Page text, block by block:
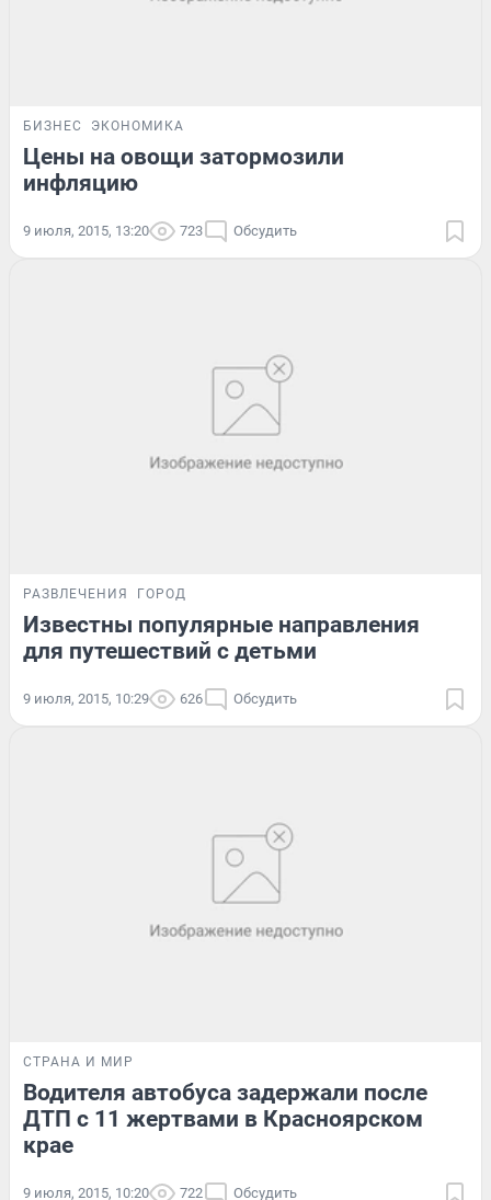
БИЗНЕС ЭКОНОМИКА
Цены на овощи затормозили
инфляцию
9 июля, 2015, 13:20 723 Обсудить
РАЗВЛЕЧЕНИЯ ГОРОД
Известны популярные направления
для путешествий с детьми
9 июля, 2015, 10:29 626 Обсудить
СТРАНА И МИР
Водителя автобуса задержали после
ДТП с 11 жертвами в Красноярском
крае
9 июля, 2015, 10:20 722 Обсудить